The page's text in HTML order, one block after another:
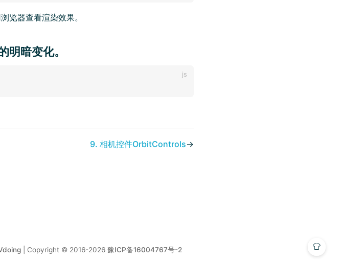
览器查看渲染效果。
明暗变化。
9. 相机控件OrbitControls→
| Copyright © 2016-2026 豫ICP备16004767号-2